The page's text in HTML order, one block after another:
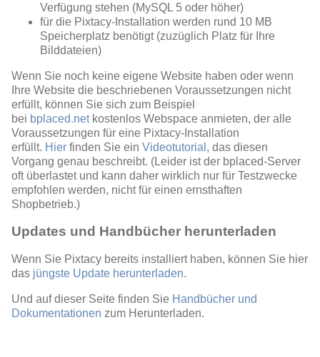
Verfügung stehen (MySQL 5 oder höher)
für die Pixtacy-Installation werden rund 10 MB
Speicherplatz benötigt (zuzüglich Platz für Ihre
Bilddateien)
Wenn Sie noch keine eigene Website haben oder wenn
Ihre Website die beschriebenen Voraussetzungen nicht
erfüllt, können Sie sich zum Beispiel
bei bplaced.netkostenlos Webspace anmieten, der alle
Voraussetzungen für eine Pixtacy-Installation
erfüllt. Hier finden Sie ein Videotutorial , das diesen
Vorgang genau beschreibt. (Leider ist der bplaced-Server
oft überlastet und kann daher wirklich nur für Testzwecke
empfohlen werden, nicht für einen ernsthaften
Shopbetrieb.)
Updates und Handbücher herunterladen
Wenn Sie Pixtacy bereits installiert haben, können Sie hier
das jüngste Update herunterladen.
Und auf dieser Seite finden Sie Handbücher und
Dokumentationen zum Herunterladen.